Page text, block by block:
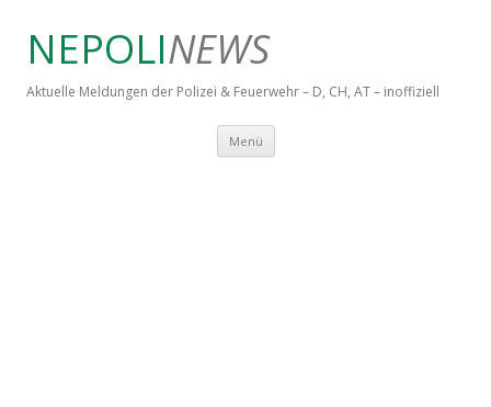
NEPOLINEWS
Aktuelle Meldungen der Polizei & Feuerwehr – D, CH, AT – inoffiziell
Menü Springe zum Inhalt